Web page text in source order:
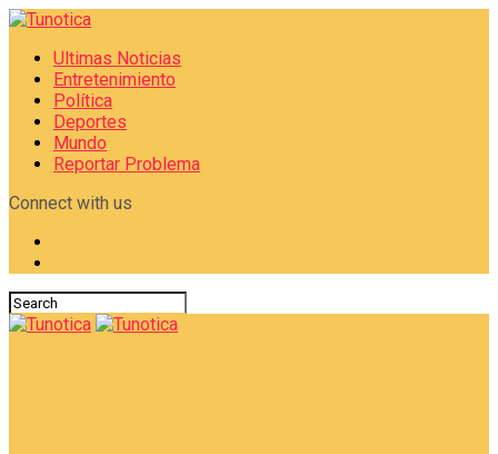
Ultimas Noticias
Entretenimiento
Política
Deportes
Mundo
Reportar Problema
Connect with us